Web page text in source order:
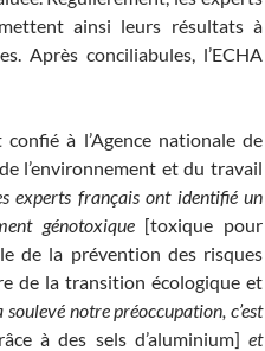
ainsi leurs résultats à
Après conciliabules, l’ECHA
à l’Agence nationale de
l’environnement et du travail
experts français ont identifié un
génotoxique [toxique pour
de la prévention des risques
de la transition écologique et
soulevé notre préoccupation, c’est
à des sels d’aluminium] et